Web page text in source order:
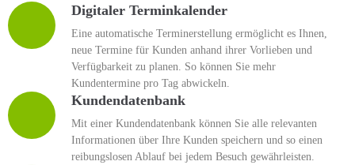
Digitaler Terminkalender
Eine automatische Terminerstellung ermöglicht es Ihnen,
neue Termine für Kunden anhand ihrer Vorlieben und
Verfügbarkeit zu planen. So können Sie mehr
Kundentermine pro Tag abwickeln.
Kundendatenbank
Mit einer Kundendatenbank können Sie alle relevanten
Informationen über Ihre Kunden speichern und so einen
reibungslosen Ablauf bei jedem Besuch gewährleisten.